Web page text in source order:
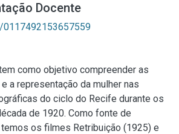
Docente
como objetivo compreender as
a representação da mulher nas
do ciclo do Recife durante os
de 1920. Como fonte de
os filmes Retribuição (1925) e